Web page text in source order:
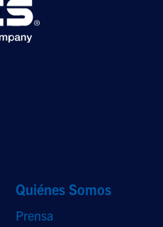
Quiénes Somos
Prensa